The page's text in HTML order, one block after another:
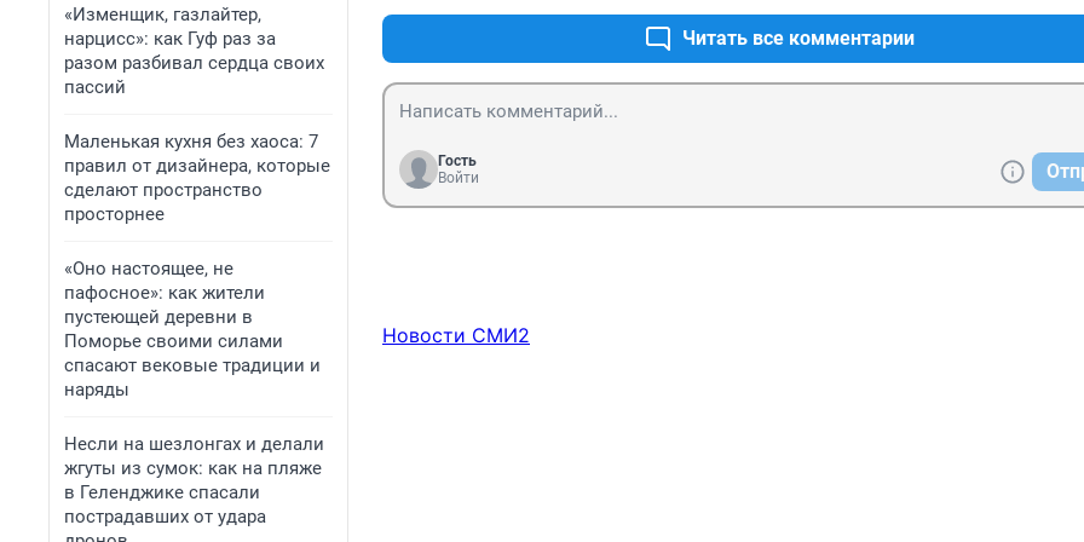
«Изменщик, газлайтер,
нарцисс»: как Гуф раз за
разом разбивал сердца своих
пассий
Маленькая кухня без хаоса: 7
правил от дизайнера, которые
сделают пространство
просторнее
«Оно настоящее, не
пафосное»: как жители
пустеющей деревни в
Поморье своими силами
спасают вековые традиции и
наряды
Несли на шезлонгах и делали
жгуты из сумок: как на пляже
в Геленджике спасали
пострадавших от удара
Читать все комментарии
Гость
Войти
Новости СМИ2